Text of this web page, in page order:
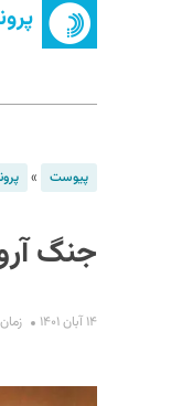
پیوست »
جنگ
۱۴ آبان ۱۴۰۱ زمان